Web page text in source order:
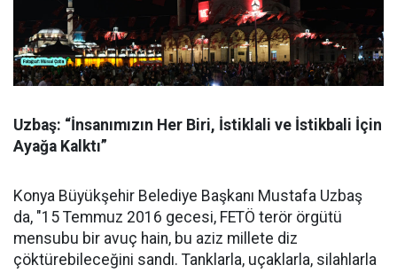
Uzbaş: “İnsanımızın Her Biri, İstiklali ve İstikbali İçin
Ayağa Kalktı”
Konya Büyükşehir Belediye Başkanı Mustafa Uzbaş
da, "15 Temmuz 2016 gecesi, FETÖ terör örgütü
mensubu bir avuç hain, bu aziz millete diz
çöktürebileceğini sandı. Tanklarla, uçaklarla, silahlarla